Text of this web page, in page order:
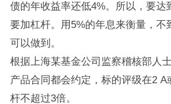
债的年收益率还低4%。所以，要达
要加杠杆。用5%的年息来衡量，不
可以做到。
根据上海某基金公司监察稽核部人
产品合同都会约定，标的评级在2 A
杆不超过3倍。